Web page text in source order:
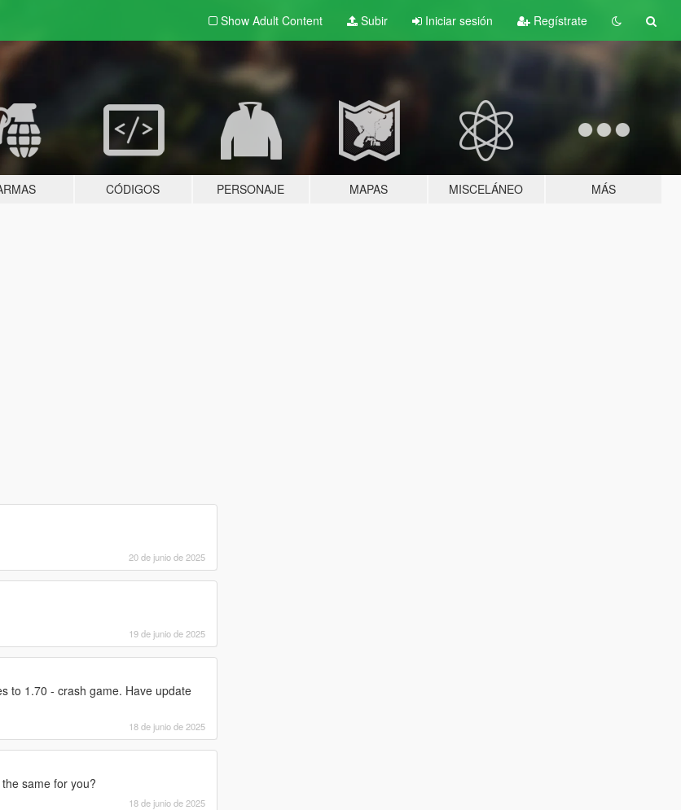
Show Adult Content Subir Iniciar sesión Regístrate
CÓDIGOS PERSONAJE MAPAS MISCELÁNEO MÁS
20 de junio de 2025
19 de junio de 2025
to 1.70 - crash game. Have update
18 de junio de 2025
same for you?
18 de junio de 2025